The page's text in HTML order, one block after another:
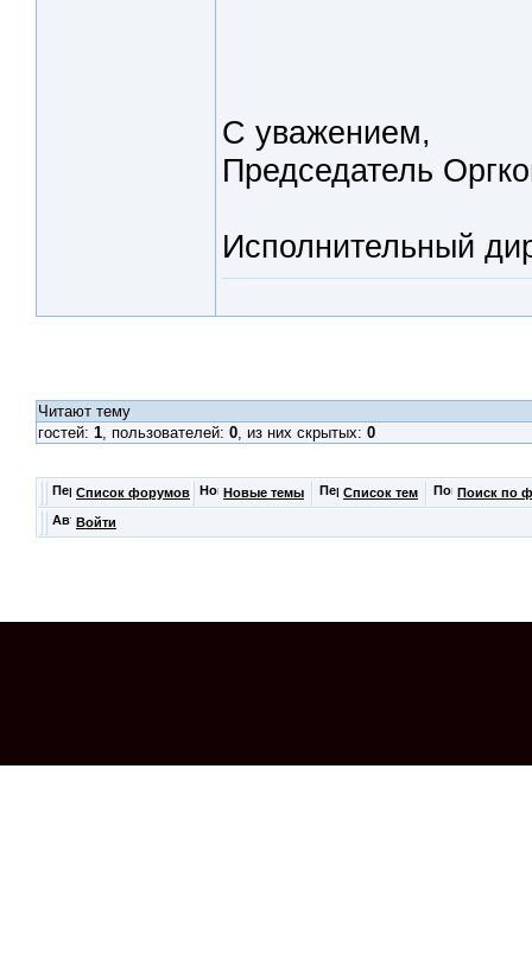
С уважением,
Председатель
Исполнительный
Читают тему
гостей: 1, пользователей: 0, из них скрытых: 0
Список форумов Новые темы Список тем Поиск по
Войти